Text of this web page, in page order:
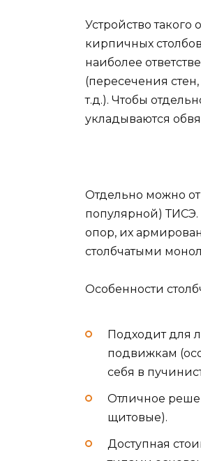
Устройство
кирпичных
наиболее
(пересечения
т.д.). Чтобы
укладываются
Отдельно можно
популярной) ТИСЭ.
опор, их
столбчатыми
Особенности
Подходит для
подвижкам
себя в
Отличное
щитовые).
Доступная